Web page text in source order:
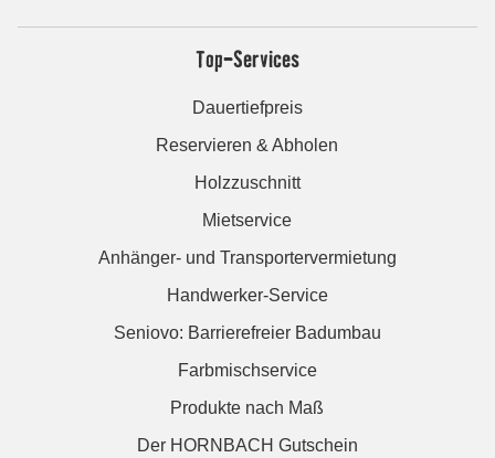
Top-Services
Dauertiefpreis
Reservieren & Abholen
Holzzuschnitt
Mietservice
Anhänger- und Transportervermietung
Handwerker-Service
Seniovo: Barrierefreier Badumbau
Farbmischservice
Produkte nach Maß
Der HORNBACH Gutschein